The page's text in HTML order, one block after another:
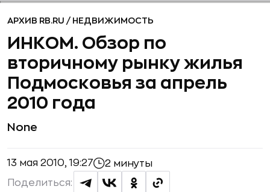
АРХИВ RB.RU / НЕДВИЖИМОСТЬ
ИНКОМ. Обзор по
вторичному рынку жилья
Подмосковья за апрель
2010 года
None
13 мая 2010, 19:27 2 минуты
Поделиться: